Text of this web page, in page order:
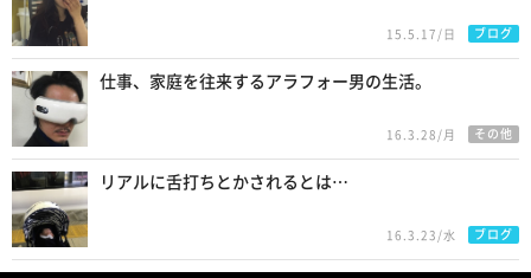
15.5.17/日 ブログ
仕事、家庭を往来するアラフォー男の生活。
16.3.28/月 その他
リアルに舌打ちとかされるとは…
16.3.23/水 ブログ